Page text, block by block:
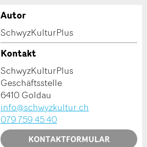
Autor
SchwyzKulturPlus
Kontakt
SchwyzKulturPlus
Geschäftsstelle
6410 Goldau
info@schwyzkultur.ch
079 759 45 40
KONTAKTFORMULAR